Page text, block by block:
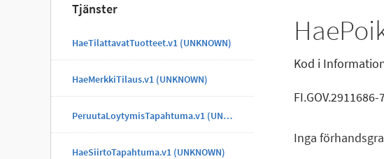
Tjänster
HaeTilattavatTuotteet.v1 (UNKNOWN)
HaeMerkkiTilaus.v1 (UNKNOWN)
PeruutaLoytymisTapahtuma.v1 (UNKNOWN)
HaeSiirtoTapahtuma.v1 (UNKNOWN)
Kod i
Inga